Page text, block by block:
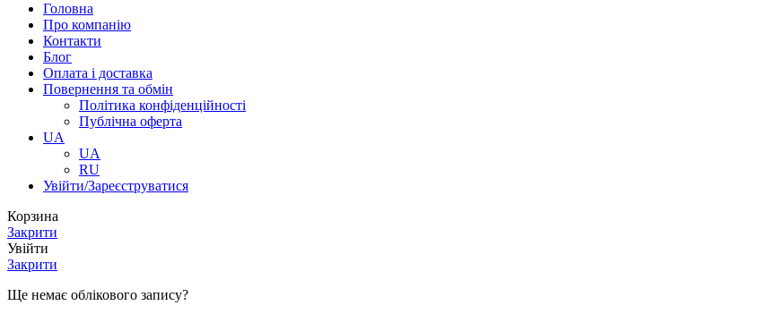
Головна
Про компанію
Контакти
Блог
Оплата і доставка
Повернення та обмін
Політика конфіденційності
Публічна оферта
UA
UA
RU
Увійти/Зареєструватися
Корзина
Закрити
Увійти
Закрити
Ще немає облікового запису?